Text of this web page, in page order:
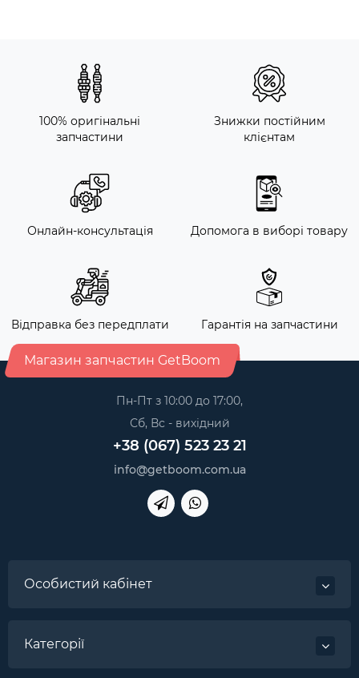
100% оригінальні
запчастини
Знижки постійним
клієнтам
Онлайн-консультація Допомога в виборі товару
Відправка без передплати Гарантія на запчастини
Магазин запчастин GetBoom
Пн-Пт з 10:00 до 17:00,
Сб, Вс - вихідний
+38 (067) 523 23 21
info@getboom.com.ua
Особистий кабінет
Категорії